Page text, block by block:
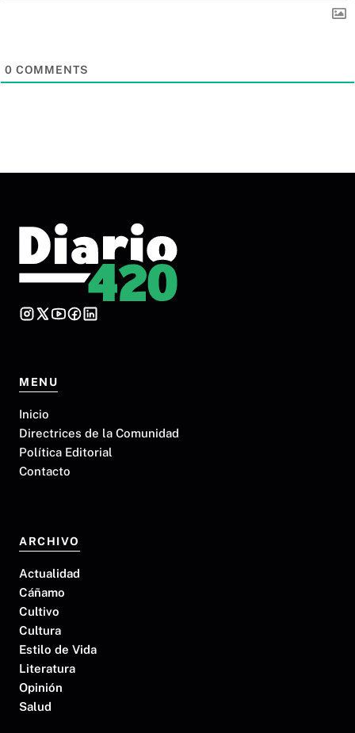
0 COMMENTS
MENU
Inicio
Directrices de la Comunidad
Política Editorial
Contacto
ARCHIVO
Actualidad
Cáñamo
Cultivo
Cultura
Estilo de Vida
Literatura
Opinión
Salud